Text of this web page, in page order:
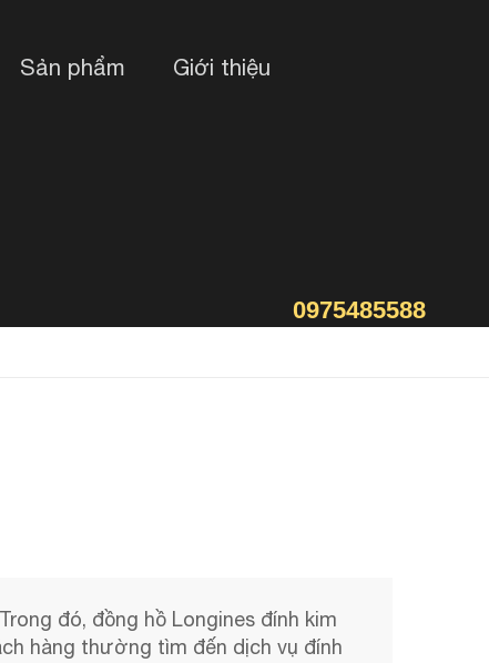
Sản phẩm Giới thiệu
0975485588
đó, đồng hồ Longines đính kim
hàng thường tìm đến dịch vụ đính